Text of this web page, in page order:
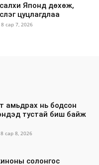
Японд дөхөж,
цуцлагдлаа
8 сар 7, 2026
амьдрах нь бодсон
тустай биш байж
8 сар 8, 2026
солонгос